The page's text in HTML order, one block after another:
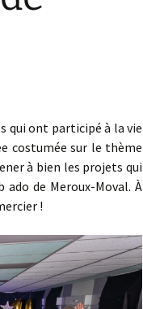
qui ont participé à la vie
costumée sur le thème
à bien les projets qui
de Meroux-Moval. À
!